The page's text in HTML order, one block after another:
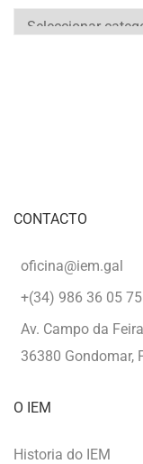
Categorías
CONTACTO
oficina@iem.gal
+(34) 986 36 05 75
Av. Campo da
36380 Gondomar,
O IEM
Historia do IEM